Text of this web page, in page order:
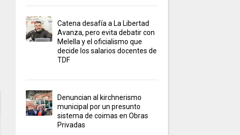
Catena desafía a La Libertad
Avanza, pero evita debatir con
Melella y el oficialismo que
decide los salarios docentes de
TDF
Denuncian al kirchnerismo
municipal por un presunto
sistema de coimas en Obras
Privadas